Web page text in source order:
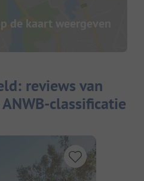
de kaart weergeven
reviews van
classificatie